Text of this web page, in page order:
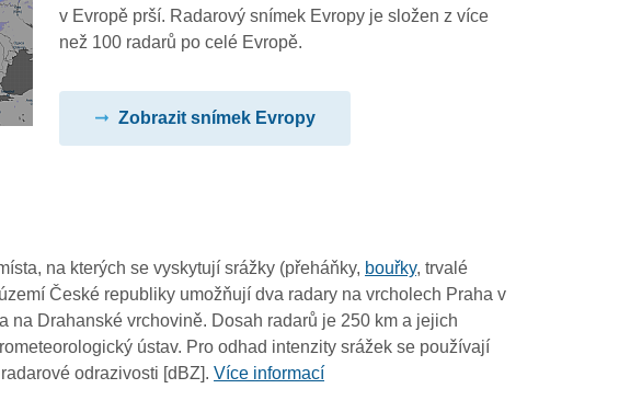
v Evropě prší. Radarový snímek Evropy je složen z více
než 100 radarů po celé Evropě.
Zobrazit snímek Evropy
na kterých se vyskytují srážky (přeháňky, bouřky, trvalé
České republiky umožňují dva radary na vrcholech Praha v
na Drahanské vrchovině. Dosah radarů je 250 km a jejich
ústav. Pro odhad intenzity srážek se používají
odrazivosti [dBZ].Více informací